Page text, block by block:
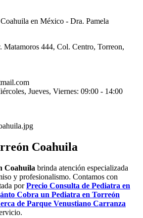
444, Col. Centro, Torreon,
Jueves, Viernes: 09:00 - 14:00
Coahuila
Coahuila brinda atención especializada
y profesionalismo. Contamos con
porPrecio Consulta de Pediatra en
Cobra un Pediatra en Torreón
de Parque Venustiano Carranza